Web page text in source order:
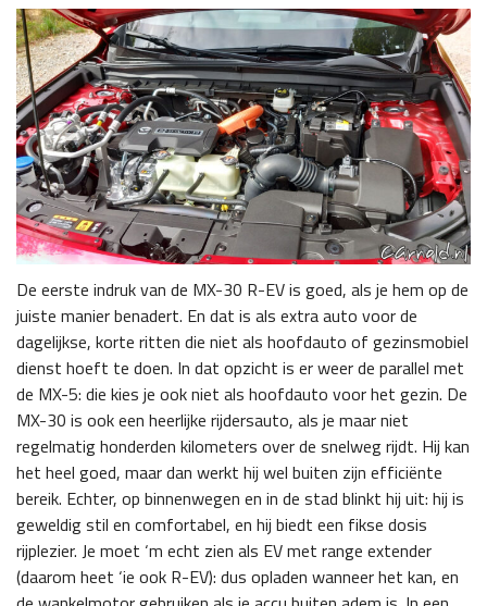
De eerste indruk van de MX-30 R-EV is goed, als je hem op de
juiste manier benadert. En dat is als extra auto voor de
dagelijkse, korte ritten die niet als hoofdauto of gezinsmobiel
dienst hoeft te doen. In dat opzicht is er weer de parallel met
de MX-5: die kies je ook niet als hoofdauto voor het gezin. De
MX-30 is ook een heerlijke rijdersauto, als je maar niet
regelmatig honderden kilometers over de snelweg rijdt. Hij kan
het heel goed, maar dan werkt hij wel buiten zijn efficiënte
bereik. Echter, op binnenwegen en in de stad blinkt hij uit: hij is
geweldig stil en comfortabel, en hij biedt een fikse dosis
rijplezier. Je moet ‘m echt zien als EV met range extender
(daarom heet ‘ie ook R-EV): dus opladen wanneer het kan, en